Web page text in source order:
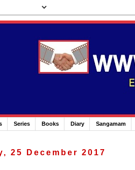
Series Books Diary Sangamam
25 December 2017